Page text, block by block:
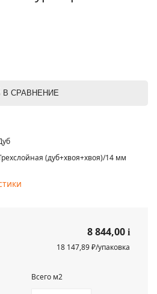
В СРАВНЕНИЕ
(дуб+хвоя+хвоя)/14 мм
8 844,00 i
18 147,89 ₽/упаковка
Всего м2